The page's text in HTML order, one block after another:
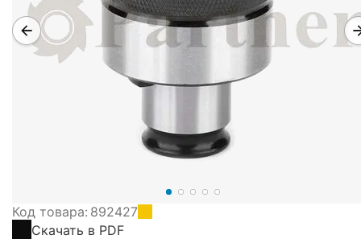
Код товара: 892427
Скачать в PDF